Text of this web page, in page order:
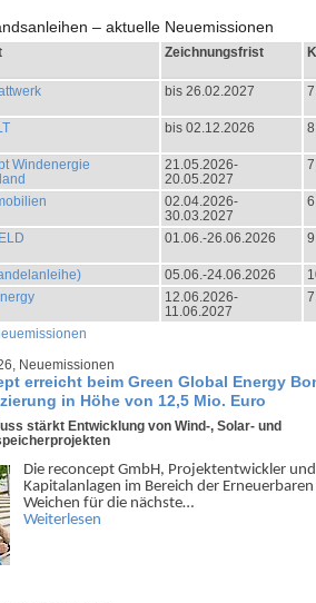
– aktuelle Neuemissionen
Zeichnungsfrist
bis 26.02.2027
bis 02.12.2026
Windenergie
21.05.2026-
20.05.2027
02.04.2026-
30.03.2027
01.06.-26.06.2026
05.06.-24.06.2026
12.06.2026-
11.06.2027
Neuemissionen
erreicht beim Green Global Energy
in Höhe von 12,5 Mio. Euro
stärkt Entwicklung von Wind-, Solar- und
Die reconcept GmbH, Projekt­ent­wickler
Kapital­anlagen im Bereich der
Weichen für die nächste…
Weiterlesen